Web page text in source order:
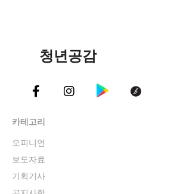
청년공감
카테고리
오피니언
보도자료
기획기사